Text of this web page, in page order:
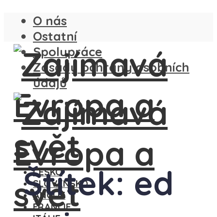
O nás
Ostatní
Spolupráce
Zásady ochrany osobních
údajů
ČESKO
SLOVENSKO
ANGLIE
FRANCIE
Štítek: ed